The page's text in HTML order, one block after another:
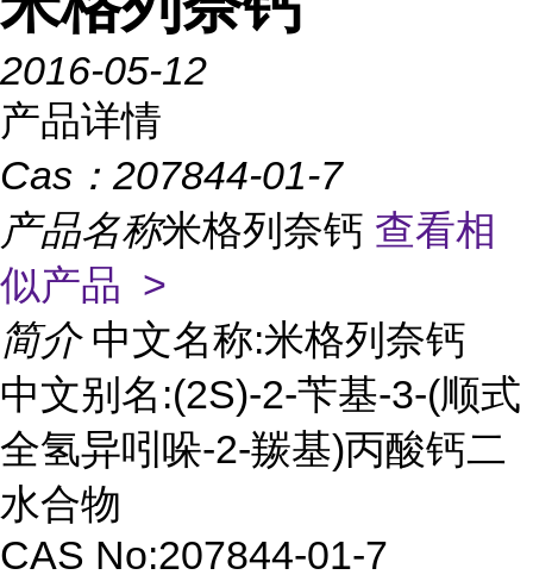
2016-05-12
产品详情
Cas： 207844-01-7
产品名称米格列奈钙 查看相
似产品 >
简介 中文名称:米格列奈钙
中文别名:(2S)-2-苄基-3-(顺式
全氢异吲哚-2-羰基)丙酸钙二
水合物
CAS No:207844-01-7